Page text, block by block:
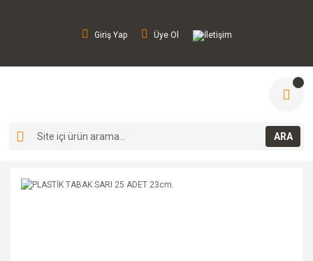
Giriş Yap Üye Ol İletişim
ARA